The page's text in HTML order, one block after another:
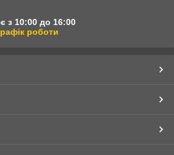
з 10:00 до 16:00
роботи